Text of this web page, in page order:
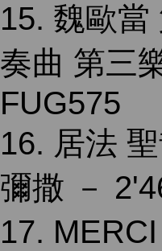
15. 魏歐當
奏曲 第三
FUG575
16. 居法
彌撒 －
17.